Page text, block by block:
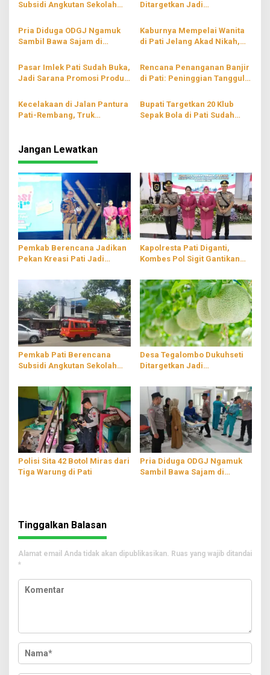
Subsidi Angkutan Sekolah
Ditargetkan Jadi
Modern
Pria Diduga ODGJ Ngamuk
Sambil Bawa Sajam di
Kaburnya Mempelai Wanita
di Pati Jelang Akad Nikah,
Ditemukan
Pasar Imlek Pati Sudah Buka,
Jadi Sarana Promosi Produk
Rencana Penanganan Banjir
di Pati: Peninggian Tanggul
Kecelakaan di Jalan Pantura
Pati-Rembang, Truk
Bupati Targetkan 20 Klub
Sepak Bola di Pati Sudah
Jangan Lewatkan
Pemkab Berencana Jadikan
Pekan Kreasi Pati Jadi
Kapolresta Pati Diganti,
Kombes Pol Sigit Gantikan
Pemkab Pati Berencana
Subsidi Angkutan Sekolah
Desa Tegalombo Dukuhseti
Ditargetkan Jadi
Modern
Polisi Sita 42 Botol Miras dari
Tiga Warung di Pati
Pria Diduga ODGJ Ngamuk
Sambil Bawa Sajam di
Tinggalkan Balasan
Alamat email Anda tidak akan dipublikasikan. Ruas yang wajib ditandai
*